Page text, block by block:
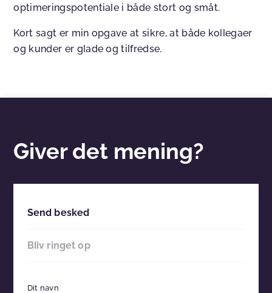
optimeringspotentiale i både stort og småt.
Kort sagt er min opgave at sikre, at både kollegaer
og kunder er glade og tilfredse.
Giver det mening?
Send besked
Bliv ringet op
Dit navn